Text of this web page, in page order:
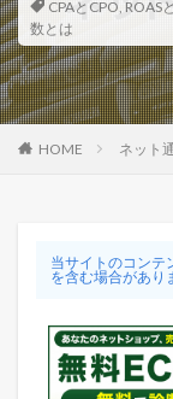
CPAとCPO, ROAS
数とは
HOME ネット
当サイトのコンテ
を含む場合があり